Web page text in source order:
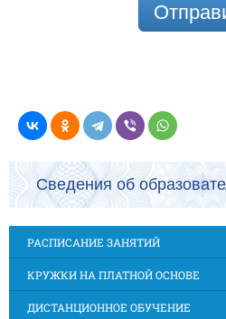
Сведения об
РАСПИСАНИЕ ЗАНЯТИЙ
КРУЖКИ НА ПЛАТНОЙ ОСНОВЕ
ДИСТАНЦИОННОЕ ОБУЧЕНИЕ